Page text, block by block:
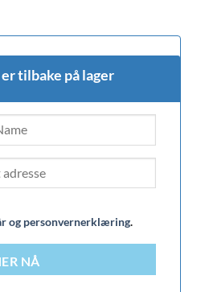
tilbake på lager
og personvernerklæring.
NÅ